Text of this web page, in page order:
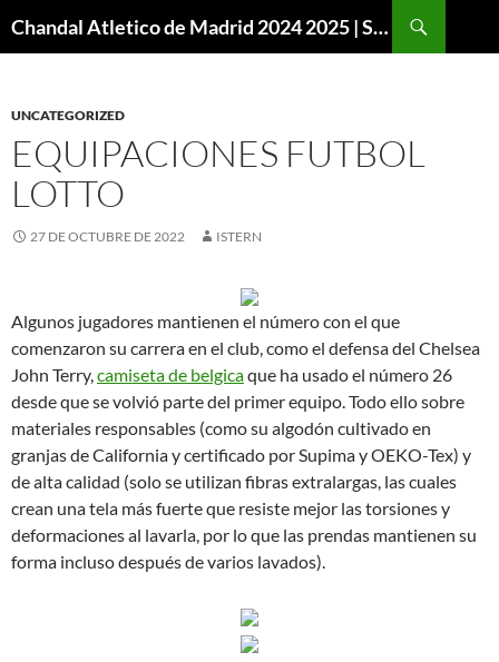
Chandal Atletico de Madrid 2024 2025 | SuperVigo
UNCATEGORIZED
EQUIPACIONES FUTBOL
LOTTO
27 DE OCTUBRE DE 2022 ISTERN
Algunos jugadores mantienen el número con el que
comenzaron su carrera en el club, como el defensa del Chelsea
John Terry,camiseta de belgicaque ha usado el número 26
desde que se volvió parte del primer equipo. Todo ello sobre
materiales responsables (como su algodón cultivado en
granjas de California y certificado por Supima y OEKO-Tex) y
de alta calidad (solo se utilizan fibras extralargas, las cuales
crean una tela más fuerte que resiste mejor las torsiones y
deformaciones al lavarla, por lo que las prendas mantienen su
forma incluso después de varios lavados).